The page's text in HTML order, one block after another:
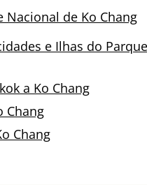
Nacional de Ko Chang
e Ilhas do
a Ko Chang
Chang
Chang